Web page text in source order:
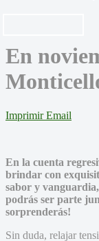
En
Imprimir Email
En la cuenta
brindar con
sabor y
podrás ser parte
sorprenderás!
Sin duda, relajar